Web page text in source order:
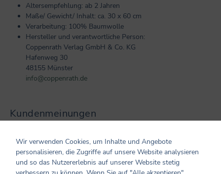
Altersempfehlung: ab 2 Jahren
Maße/ Gewicht/ Inhalt: ca. 30 x 60 cm
Verarbeitung: 100% Baumwolle
Hersteller und verantwortliche Person:
Coppenrath Verlag GmbH & Co. KG
Hafenweg 30
48155 Münster
info@coppenrath.de
Kundenmeinungen
0 von 0 Bewertungen
Durchschnittliche Bewertung von 0 von 5 Sternen
Bewerten Sie dieses Produkt!
Wir verwenden Cookies, um Inhalte und Angebote
personalisieren, die Zugriffe auf unsere Website analysieren
und so das Nutzererlebnis auf unserer Website stetig